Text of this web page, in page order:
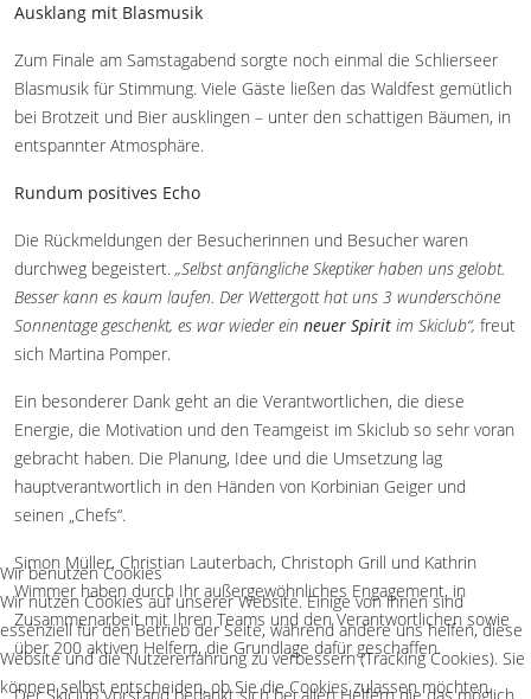
Ausklang mit Blasmusik
Zum Finale am Samstagabend sorgte noch einmal die Schlierseer
Blasmusik für Stimmung. Viele Gäste ließen das Waldfest gemütlich
bei Brotzeit und Bier ausklingen – unter den schattigen Bäumen, in
entspannter Atmosphäre.
Rundum positives Echo
Die Rückmeldungen der Besucherinnen und Besucher waren
durchweg begeistert. „Selbst anfängliche Skeptiker haben uns gelobt.
Besser kann es kaum laufen. Der Wettergott hat uns 3 wunderschöne
Sonnentage geschenkt, es war wieder ein neuer Spirit im Skiclub“, freut
sich Martina Pomper.
Ein besonderer Dank geht an die Verantwortlichen, die diese
Energie, die Motivation und den Teamgeist im Skiclub so sehr voran
gebracht haben. Die Planung, Idee und die Umsetzung lag
hauptverantwortlich in den Händen von Korbinian Geiger und
seinen „Chefs“.
Simon Müller, Christian Lauterbach, Christoph Grill und Kathrin
Wimmer haben durch Ihr außergewöhnliches Engagement, in
Zusammenarbeit mit Ihren Teams und den Verantwortlichen sowie
über 200 aktiven Helfern, die Grundlage dafür geschaffen.
Wir benutzen Cookies
Wir nutzen Cookies auf unserer Website. Einige von ihnen sind
essenziell für den Betrieb der Seite, während andere uns helfen, diese
Website und die Nutzererfahrung zu verbessern (Tracking Cookies). Sie
können selbst entscheiden, ob Sie die Cookies zulassen möchten.